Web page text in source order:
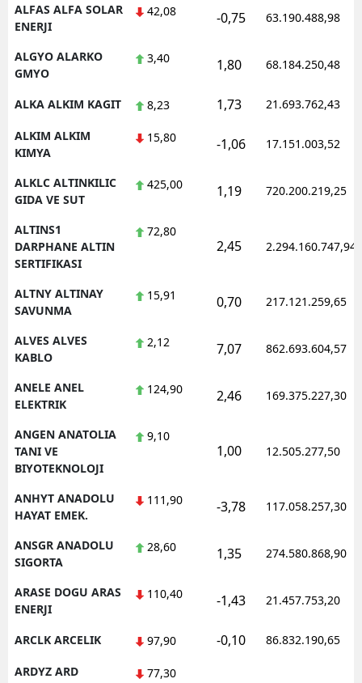
Zonguldak
Kırıkkale
Batman
Bartın
Yalova
Osmaniye
ALFAS ALFA SOLAR
ENERJI
42,08 -0,75 63.190.488,98
ALGYO ALARKO
GMYO
3,40 1,80 68.184.250,48
ALKA ALKIM KAGIT 8,23 1,73 21.693.762,43
ALKIM ALKIM
KIMYA
15,80 -1,06 17.151.003,52
ALKLC ALTINKILIC
GIDA VE SUT
425,00 1,19 720.200.219,25
ALTINS1
DARPHANE ALTIN
SERTIFIKASI
72,80
2,45 2.294.160.747,94
ALTNY ALTINAY
SAVUNMA
15,91 0,70 217.121.259,65
ALVES ALVES
KABLO
2,12 7,07 862.693.604,57
ANELE ANEL
ELEKTRIK
124,90 2,46 169.375.227,30
ANGEN ANATOLIA
TANI VE
BIYOTEKNOLOJI
9,10
1,00 12.505.277,50
ANHYT ANADOLU
HAYAT EMEK.
111,90 -3,78 117.058.257,30
ANSGR ANADOLU
SIGORTA
28,60 1,35 274.580.868,90
ARASE DOGU ARAS
ENERJI
110,40 -1,43 21.457.753,20
ARCLK ARCELIK 97,90 -0,10 86.832.190,65
ARDYZ ARD
77,30